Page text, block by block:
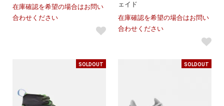
在庫確認を希望の場合はお問い
合わせください
ェイド
在庫確認を希望の場合はお問い
合わせください
SOLDOUT SOLDOUT